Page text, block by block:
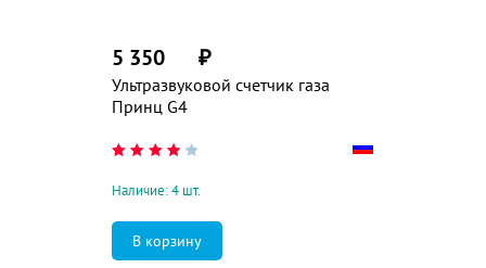
Ультразвуковой счетчик газа
Принц G4
5 350 ₽
Наличие: 4 шт.